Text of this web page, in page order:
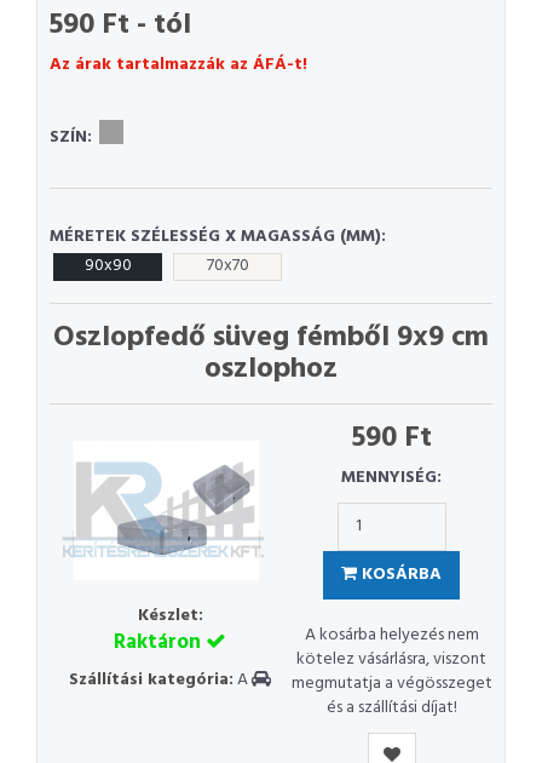
590 Ft - tól
Az árak tartalmazzák az ÁFÁ-t!
SZÍN:
MÉRETEK SZÉLESSÉG X MAGASSÁG (MM):
90x90
70x70
Oszlopfedő süveg fémből 9x9 cm
oszlophoz
Készlet:
Raktáron
Szállítási kategória:A
590 Ft
MENNYISÉG:
KOSÁRBA
A kosárba helyezés nem
kötelez vásárlásra, viszont
megmutatja a végösszeget
és a szállítási díjat!